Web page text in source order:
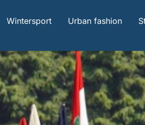
Wintersport Urban fashion